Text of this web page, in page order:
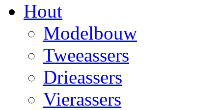
Hout
Modelbouw
Tweeassers
Drieassers
Vierassers